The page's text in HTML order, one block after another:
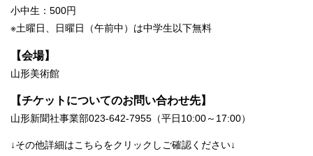
小中生：500円
※土曜日、日曜日（午前中）は中学生以下無料
【会場】
山形美術館
【チケットについてのお問い合わせ先】
山形新聞社事業部023-642-7955（平日10:00～17:00）
↓その他詳細はこちらをクリックしご確認ください↓